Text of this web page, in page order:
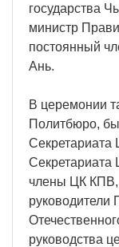
государства
министр
постоянный
Ань.
В церемонии
Политбюро,
члены ЦК
руководители
руководства